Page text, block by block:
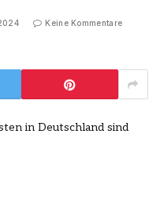
Keine Kommentare